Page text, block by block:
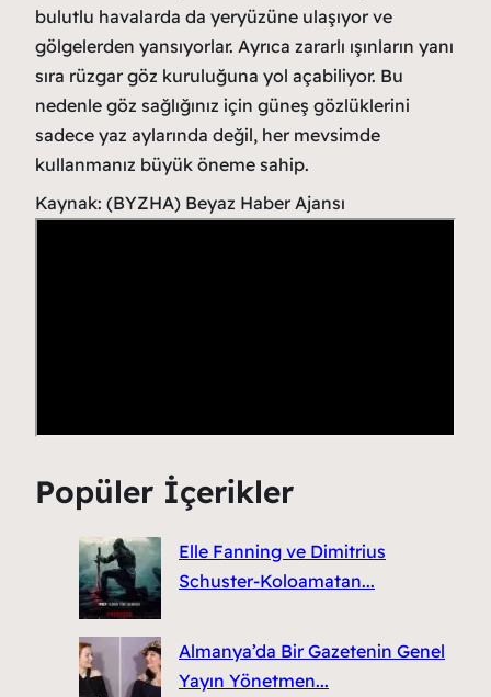
bulutlu havalarda da yeryüzüne ulaşıyor ve
gölgelerden yansıyorlar. Ayrıca zararlı ışınların yanı
sıra rüzgar göz kuruluğuna yol açabiliyor. Bu
nedenle göz sağlığınız için güneş gözlüklerini
sadece yaz aylarında değil, her mevsimde
kullanmanız büyük öneme sahip.
Kaynak: (BYZHA) Beyaz Haber Ajansı
Popüler İçerikler
Elle Fanning ve Dimitrius
Schuster-Koloamatan...
Almanya’da Bir Gazetenin Genel
Yayın Yönetmen...